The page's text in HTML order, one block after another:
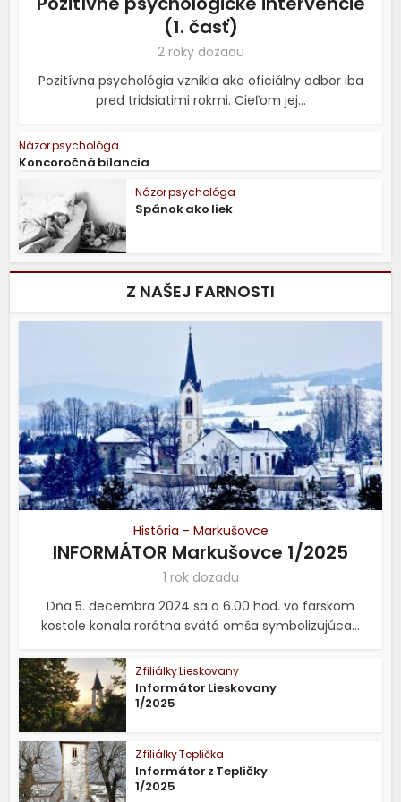
(1. časť)
2 roky dozadu
Pozitívna psychológia vznikla ako oficiálny odbor iba
pred tridsiatimi rokmi. Cieľom jej...
Názor psychológa
Koncoročná bilancia
Názor psychológa
Spánok ako liek
Z NAŠEJ FARNOSTI
História - Markušovce
INFORMÁTOR Markušovce 1/2025
1 rok dozadu
Dňa 5. decembra 2024 sa o 6.00 hod. vo farskom
kostole konala rorátna svätá omša symbolizujúca...
Z filiálky Lieskovany
Informátor Lieskovany
1/2025
Z filiálky Teplička
Informátor z Tepličky
1/2025